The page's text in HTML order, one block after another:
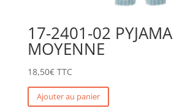
17-2401-02
MOYENNE
18,50€ TTC
Ajouter au panier